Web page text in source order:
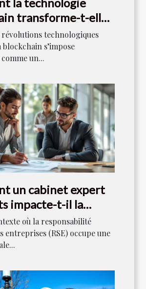
transforme-t-elle
financier ?technologiques
blockchain s’impose
un...
un cabinet expert
impacte-t-il la
RSE ?
où la responsabilité
entreprises (RSE) occupe une